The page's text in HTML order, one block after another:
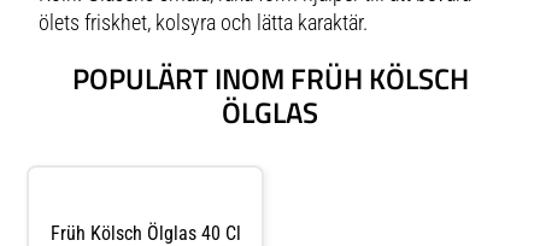
ölets friskhet, kolsyra och lätta karaktär.
POPULÄRT INOM FRÜH KÖLSCH
ÖLGLAS
Früh Kölsch Ölglas 40 Cl